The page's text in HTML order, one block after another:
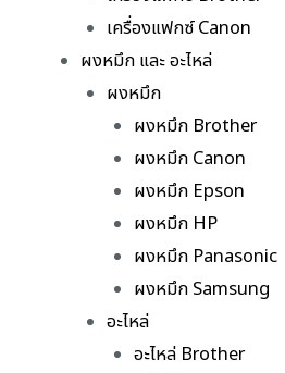
เครื่องแฟกซ์ Canon
ผงหมึก และ อะไหล่
ผงหมึก
ผงหมึก Brother
ผงหมึก Canon
ผงหมึก Epson
ผงหมึก HP
ผงหมึก Panasonic
ผงหมึก Samsung
อะไหล่
อะไหล่ Brother